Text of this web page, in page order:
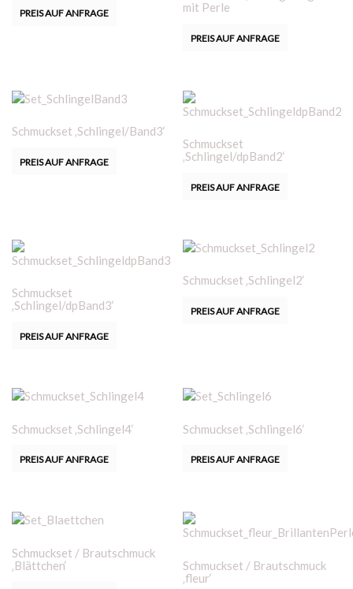
PREIS AUF ANFRAGE
mit Perle
PREIS AUF ANFRAGE
Schmuckset ‚Schlingel/Band3‘
PREIS AUF ANFRAGE
Schmuckset
‚Schlingel/dpBand2‘
PREIS AUF ANFRAGE
Schmuckset
‚Schlingel/dpBand3‘
PREIS AUF ANFRAGE
Schmuckset ‚Schlingel2‘
PREIS AUF ANFRAGE
Schmuckset ‚Schlingel4‘
PREIS AUF ANFRAGE
Schmuckset ‚Schlingel6‘
PREIS AUF ANFRAGE
Schmuckset / Brautschmuck
‚Blättchen‘
Schmuckset / Brautschmuck
‚fleur‘